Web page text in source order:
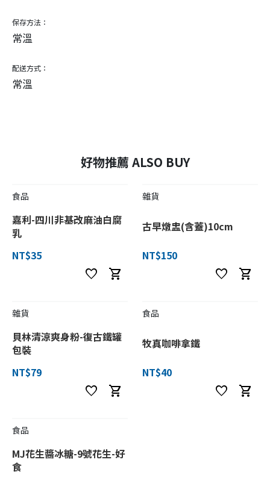
保存方法：
常溫
配送方式：
常溫
好物推薦 ALSO BUY
食品
嘉利-四川非基改麻油白腐
乳
NT$35
favorite shopping_cart
雜貨
古早燉盅(含蓋)10cm
NT$150
favorite shopping_cart
雜貨
貝林清涼爽身粉-復古鐵罐
包裝
NT$79
favorite shopping_cart
食品
牧真咖啡拿鐵
NT$40
favorite shopping_cart
食品
MJ花生醬冰糖-9號花生-好
食